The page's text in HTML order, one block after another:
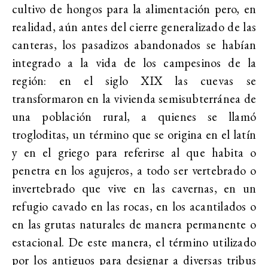
cultivo de hongos para la alimentación pero, en
realidad, aún antes del cierre generalizado de las
canteras, los pasadizos abandonados se habían
integrado a la vida de los campesinos de la
región: en el siglo XIX las cuevas se
transformaron en la vivienda semisubterránea de
una población rural, a quienes se llamó
trogloditas, un término que se origina en el latín
y en el griego para referirse al que habita o
penetra en los agujeros, a todo ser vertebrado o
invertebrado que vive en las cavernas, en un
refugio cavado en las rocas, en los acantilados o
en las grutas naturales de manera permanente o
estacional. De este manera, el término utilizado
por los antiguos para designar a diversas tribus